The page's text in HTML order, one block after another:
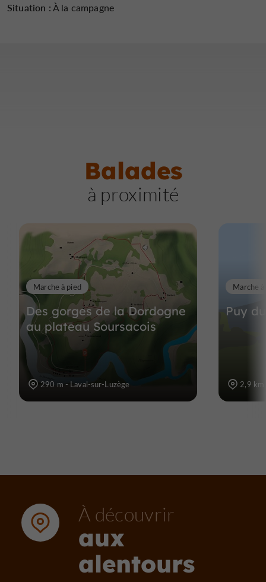
Situation :À la campagne
Balades
à proximité
Des gorges de la Dordogne
au plateau Soursacois
Marche à pied
290 m - Laval-sur-Luzège
Puy
Marche
2,9 km
À découvrir
aux
alentours